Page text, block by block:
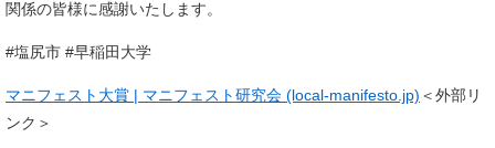
関係の皆様に感謝いたします。
#塩尻市 #早稲田大学
マニフェスト大賞 | マニフェスト研究会 (local-manifesto.jp) ＜外部リ
ンク＞